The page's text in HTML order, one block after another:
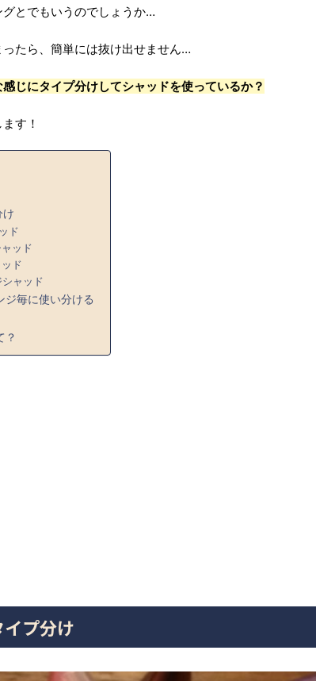
とでもいうのでしょうか…
たら、簡単には抜け出せません…
じにタイプ分けしてシャッドを使っているか？
す！
け
ド
ッド
ド
ャッド
ジ毎に使い分ける
？
プ分け